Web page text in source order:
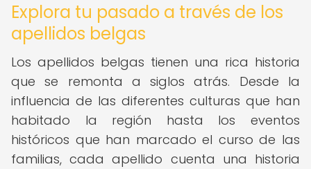
Explora tu pasado a través de los
apellidos belgas
Los apellidos belgas tienen una rica historia
que se remonta a siglos atrás. Desde la
influencia de las diferentes culturas que han
habitado la región hasta los eventos
históricos que han marcado el curso de las
familias, cada apellido cuenta una historia